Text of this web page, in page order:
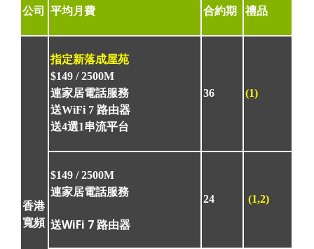
公司 平均月費 合約期 禮品
香港
寬頻
指定新落成屋苑
$149 /2500M
連家居電話服務
送WiFi 7 路由器
送4選1串流平台
36 (1)
$149 /2500M
連家居電話服務
送WiFi 7 路由器
24 (1,2)